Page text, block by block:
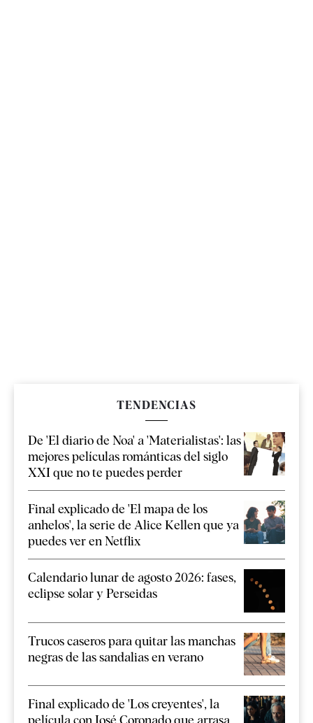
TENDENCIAS
De 'El diario de Noa' a 'Materialistas': las
mejores películas románticas del siglo
XXI que no te puedes perder
Final explicado de 'El mapa de los
anhelos', la serie de Alice Kellen que ya
puedes ver en Netflix
Calendario lunar de agosto 2026: fases,
eclipse solar y Perseidas
Trucos caseros para quitar las manchas
negras de las sandalias en verano
Final explicado de 'Los creyentes', la
película con José Coronado que arrasa